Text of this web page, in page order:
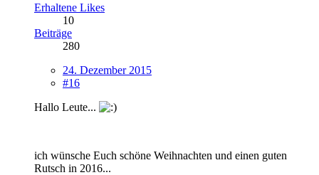
Erhaltene Likes
10
Beiträge
280
24. Dezember 2015
#16
Hallo Leute...
ich wünsche Euch schöne Weihnachten und einen guten
Rutsch in 2016...